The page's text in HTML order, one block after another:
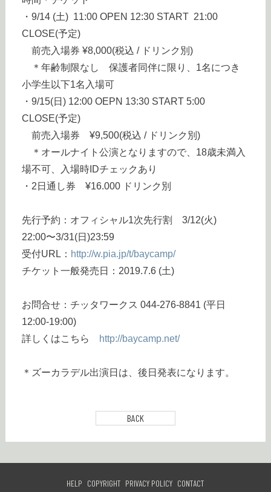
・9/14 (土) 11:00 OPEN 12:30 START 21:00
CLOSE(予定)
前売入場券 ¥8,000(税込 / ドリンク別)
＊年齢制限なし 保護者同伴に限り、1名につき
小学生以下1名入場可
・9/15(日) 12:00 OEPN 13:30 START 5:00
CLOSE(予定)
前売入場券 ¥9,500(税込 / ドリンク別)
＊オールナイト公演となりますので、18歳未満入
場不可、入場時IDチェックあり
・2日通し券 ¥16.000 ドリンク別
先行予約：オフィシャル1次先行割 3/12(火)
22:00〜3/31(日)23:59
受付URL： http://w.pia.jp/t/baycamp/
チケット一般発売日：2019.7.6 (土)
お問合せ：チッタワークス 044-276-8841 (平日
12:00-19:00)
詳しくはこちら
http://baycamp.net/
＊ズーカラデル出演日は、後日発表になります。
BACK
HELP COPYRIGHT PRIVACY POLICY CONTACT